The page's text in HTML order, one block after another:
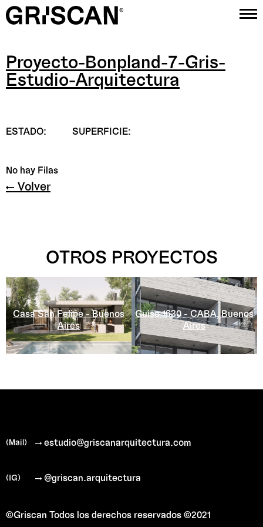
Proyectos
Estudio
Proyecto-Bonpland-7-Gris-
Estudio-Arquitectura
ESTADO: SUPERFICIE:
No hay Filas
← Volver
OTROS PROYECTOS
Casa San Felipe - Buenos
Aires
Guise 1630 - CABA, Buenos
Aires
(Mail) → estudio@griscanarquitectura.com
(IG) → @griscan.arquitectura
©Griscan Todos los derechos reservados ©2021